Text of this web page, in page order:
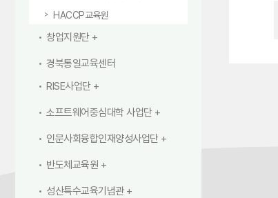
HACCP교육원
창업지원단
경북통일교육센터
RISE사업단
소프트웨어중심대학 사업단
인문사회융합인재양성사업단
반도체교육원
성산특수교육기념관